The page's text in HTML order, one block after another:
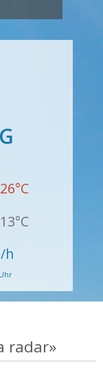
26°C
13°C
h
radar»